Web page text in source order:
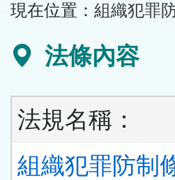
區
現在位置： 組織犯罪
法條內容
法規名稱：
組織犯罪防制